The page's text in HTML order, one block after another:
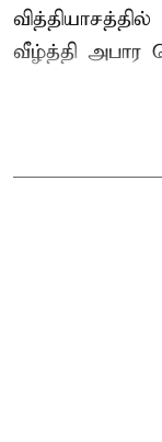
வீழ்த்தி அபார